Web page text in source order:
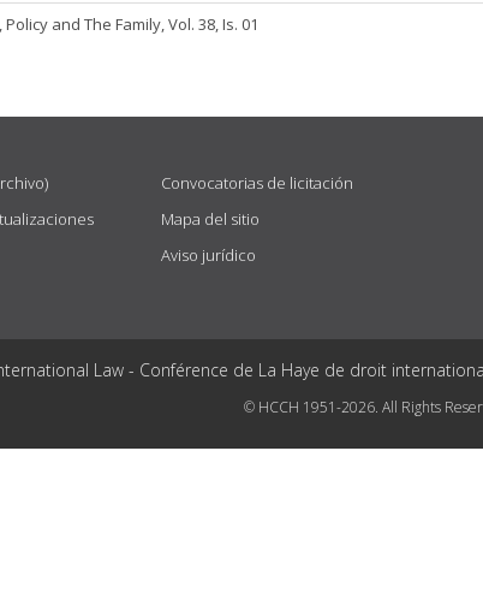
and The Family, Vol. 38, Is. 01
Convocatorias de licitación
Mapa del sitio
Aviso jurídico
Law - Conférence de La Haye de droit
© HCCH 1951-2026. All Rights